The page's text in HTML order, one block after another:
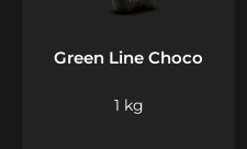
Green Line Choco
1 kg